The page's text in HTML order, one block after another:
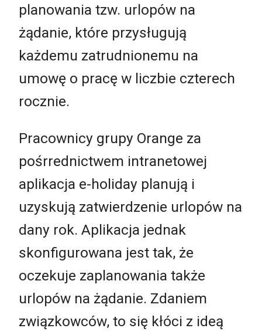
planowania tzw. urlopów na
żądanie, które przysługują
każdemu zatrudnionemu na
umowę o pracę w liczbie czterech
rocznie.
Pracownicy grupy Orange za
pośrrednictwem intranetowej
aplikacja e-holiday planują i
uzyskują zatwierdzenie urlopów na
dany rok. Aplikacja jednak
skonfigurowana jest tak, że
oczekuje zaplanowania także
urlopów na żądanie. Zdaniem
związkowców, to się kłóci z ideą